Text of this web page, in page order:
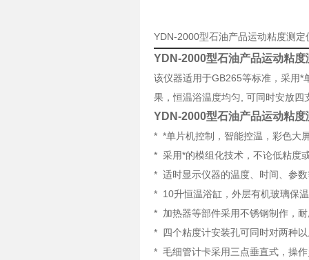
YDN-2000型石油产品运动粘度测
YDN-2000型石油产品运动粘度
该仪器适用于GB265等标准，采用*
果，恒温浴温度均匀 可同时安放四
YDN-2000型石油产品运动粘度
* *单片机控制，智能控温，彩色大
* 采用*的模组化技术，不论低粘度
* 适时显示仪器的温度、时间、参
* 10升恒温浴缸，外层有机玻璃保
* 加热器等部件采用不锈钢制作，
* 四个粘度计安装孔可同时对两种
* 毛细管计卡采用三点垂直式，操